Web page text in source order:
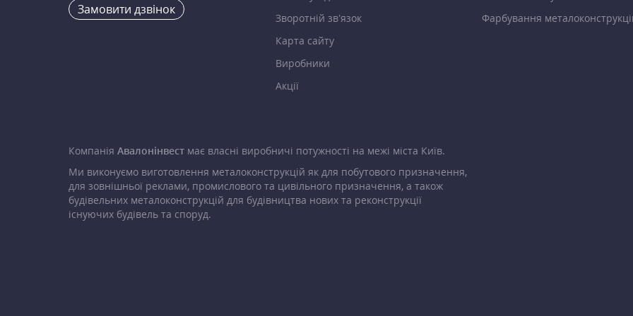
Замовити дзвінок
Зворотній зв’язок
Карта сайту
Виробники
Акції
Фарбування
Компанія Авалонінвест має власні виробничі потужності на межі міста Київ.
Ми виконуємо виготовлення металоконструкцій як для побутового призначення,
для зовнішньої реклами, промислового та цивільного призначення, а також
будівельних металоконструкцій для будівництва нових та реконструкції
існуючих будівель та споруд.